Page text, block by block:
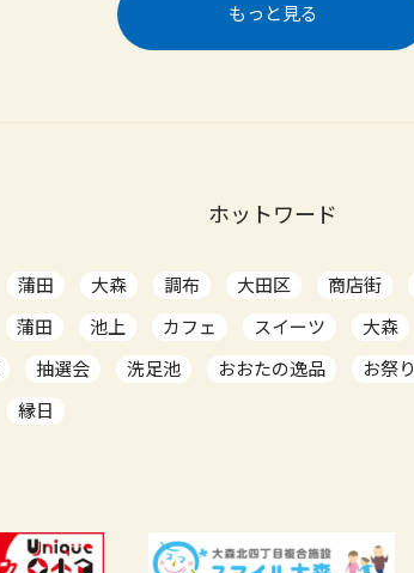
もっと見る
ホットワード
蒲田 大森 調布 大田区 商店街
蒲田 池上 カフェ スイーツ 大森
抽選会 洗足池 おおたの逸品 お祭り
縁日